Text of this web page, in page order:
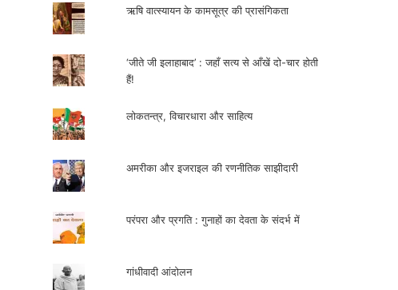
ऋषि वात्स्यायन के कामसूत्र की प्रासंगिकता
‘जीते जी इलाहाबाद’ : जहाँ सत्य से आँखें दो-चार होती
हैं!
लोकतन्त्र, विचारधारा और साहित्य
अमरीका और इजराइल की रणनीतिक साझीदारी
परंपरा और प्रगति : गुनाहों का देवता के संदर्भ में
गांधीवादी आंदोलन